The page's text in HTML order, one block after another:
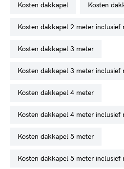
kosten dakkapel kosten
kosten dakkapel 2 meter inclusief
kosten dakkapel 3 meter
kosten dakkapel 3 meter inclusief
kosten dakkapel 4 meter
kosten dakkapel 4 meter inclusief
kosten dakkapel 5 meter
kosten dakkapel 5 meter inclusief